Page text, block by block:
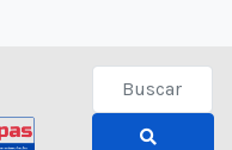
Type 2 or